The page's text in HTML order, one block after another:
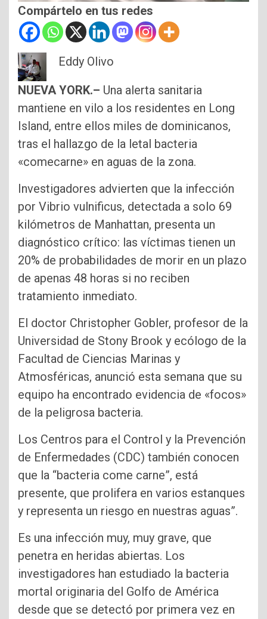
Compártelo en tus redes
Eddy Olivo
NUEVA YORK.– Una alerta sanitaria
mantiene en vilo a los residentes en Long
Island, entre ellos miles de dominicanos,
tras el hallazgo de la letal bacteria
«comecarne» en aguas de la zona.
Investigadores advierten que la infección
por Vibrio vulnificus, detectada a solo 69
kilómetros de Manhattan, presenta un
diagnóstico crítico: las víctimas tienen un
20% de probabilidades de morir en un plazo
de apenas 48 horas si no reciben
tratamiento inmediato.
El doctor Christopher Gobler, profesor de la
Universidad de Stony Brook y ecólogo de la
Facultad de Ciencias Marinas y
Atmosféricas, anunció esta semana que su
equipo ha encontrado evidencia de «focos»
de la peligrosa bacteria.
Los Centros para el Control y la Prevención
de Enfermedades (CDC) también conocen
que la “bacteria come carne”, está
presente, que prolifera en varios estanques
y representa un riesgo en nuestras aguas”.
Es una infección muy, muy grave, que
penetra en heridas abiertas. Los
investigadores han estudiado la bacteria
mortal originaria del Golfo de América
desde que se detectó por primera vez en